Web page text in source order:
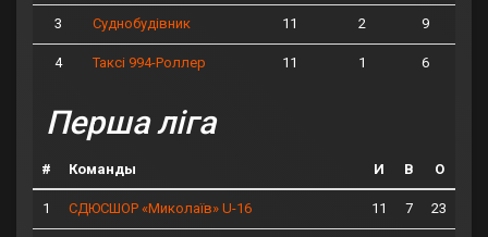
3 Суднобудівник 11 2 9
4 Таксі 994-Роллер 11 1 6
Перша ліга
# Команды И В О
1 СДЮСШОР «Миколаїв» U-16 11 7 23